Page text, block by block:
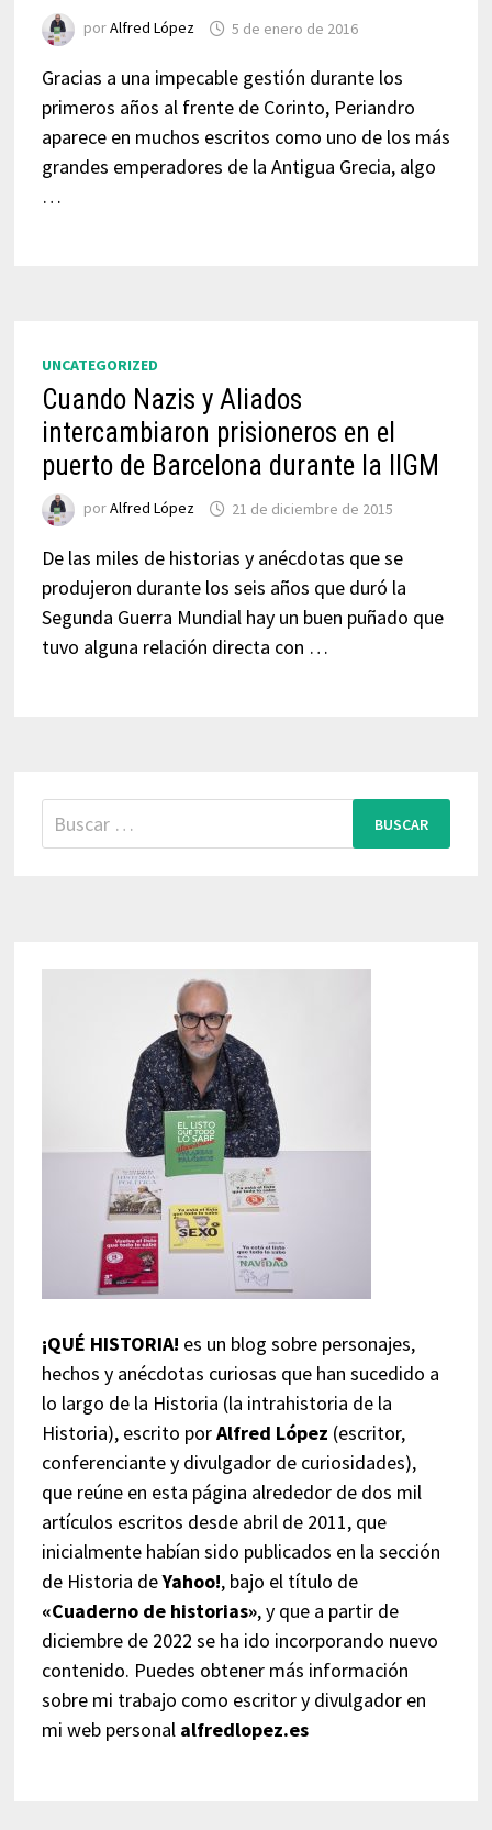
porAlfred López 5 de enero de 2016
Gracias a una impecable gestión durante los
primeros años al frente de Corinto, Periandro
aparece en muchos escritos como uno de los más
grandes emperadores de la Antigua Grecia, algo
…
UNCATEGORIZED
Cuando Nazis y Aliados
intercambiaron prisioneros en el
puerto de Barcelona durante la IIGM
porAlfred López 21 de diciembre de 2015
De las miles de historias y anécdotas que se
produjeron durante los seis años que duró la
Segunda Guerra Mundial hay un buen puñado que
tuvo alguna relación directa con …
Buscar:
¡QUÉ HISTORIA! es un blog sobre personajes,
hechos y anécdotas curiosas que han sucedido a
lo largo de la Historia (la intrahistoria de la
Historia), escrito porAlfred López (escritor,
conferenciante y divulgador de curiosidades),
que reúne en esta página alrededor de dos mil
artículos escritos desde abril de 2011, que
inicialmente habían sido publicados en la sección
de Historia deYahoo!, bajo el título de
«Cuaderno de historias», y que a partir de
diciembre de 2022 se ha ido incorporando nuevo
contenido. Puedes obtener más información
sobre mi trabajo como escritor y divulgador en
mi web personal alfredlopez.es